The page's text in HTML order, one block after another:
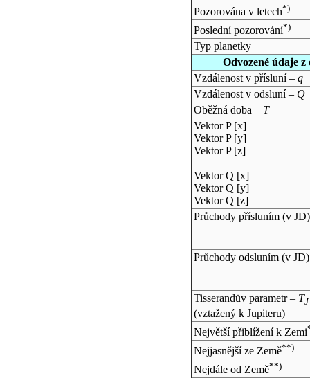
Pozorována v letech*)
Poslední pozorování*)
Typ planetky
Odvozené údaje
Vzdálenost v přísluní – q
Vzdálenost v odsluní – Q
Oběžná doba – T
Vektor P [x]
Vektor P [y]
Vektor P [z]
Vektor Q [x]
Vektor Q [y]
Vektor Q [z]
Průchody přísluním (v JD)
Průchody odsluním (v JD)
Tisserandův parametr – TJ
(vztažený k Jupiteru)
Největší přiblížení k Zemi
Nejjasnější ze Země**)
Nejdále od Země**)